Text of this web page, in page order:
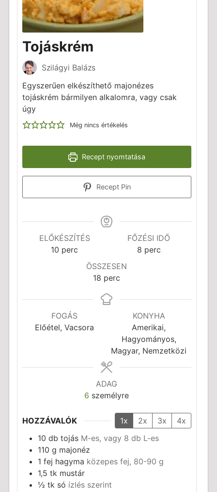
Tojáskrém
Szilágyi Balázs
Egyszerűen elkészíthető majonézes
tojáskrém bármilyen alkalomra, vagy csak
úgy
Még nincs értékelés
Recept nyomtatása
Recept Pin
ELŐKÉSZÍTÉS
10 perc
perc
FŐZÉSI IDŐ
8perc
perc
ÖSSZESEN
18 perc
perc
FOGÁS
Előétel, Vacsora
KONYHA
Amerikai,
Hagyományos,
Magyar, Nemzetközi
ADAG
6 személyre
HOZZÁVALÓK 1x 2x 3x
4x
10 db tojás M-es, vagy 8 db L-es
110 g majonéz
1 fej hagyma közepes fej, 80-90 g
1,5 tk mustár
½ tk só ízlés szerint